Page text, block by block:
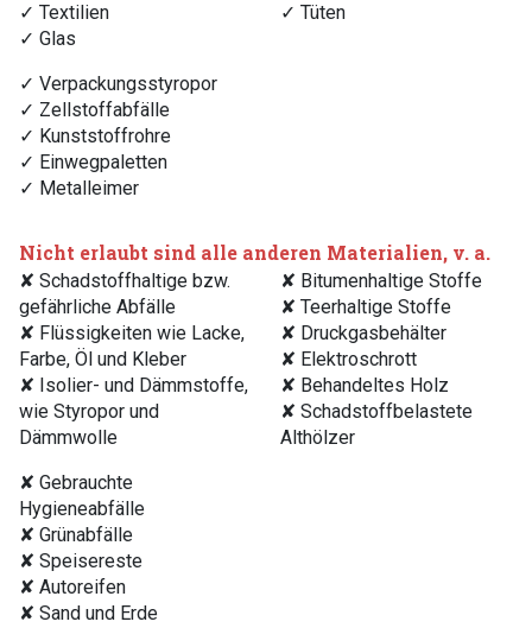
✓ Textilien
✓ Glas
✓ Tüten
✓ Verpackungsstyropor
✓ Zellstoffabfälle
✓ Kunststoffrohre
✓ Einwegpaletten
✓ Metalleimer
Nicht erlaubt sind alle anderen Materialien, v. a.
✘ Schadstoffhaltige bzw.
gefährliche Abfälle
✘ Flüssigkeiten wie Lacke,
Farbe, Öl und Kleber
✘ Isolier- und Dämmstoffe,
wie Styropor und
Dämmwolle
✘ Bitumenhaltige Stoffe
✘ Teerhaltige Stoffe
✘ Druckgasbehälter
✘ Elektroschrott
✘ Behandeltes Holz
✘ Schadstoffbelastete
Althölzer
✘ Gebrauchte
Hygieneabfälle
✘ Grünabfälle
✘ Speisereste
✘ Autoreifen
✘ Sand und Erde